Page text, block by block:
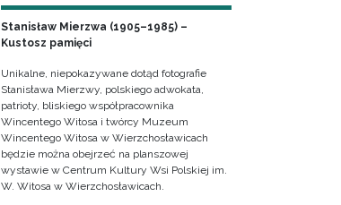
Stanisław Mierzwa (1905–1985) –
Kustosz pamięci
Unikalne, niepokazywane dotąd fotografie
Stanisława Mierzwy, polskiego adwokata,
patrioty, bliskiego współpracownika
Wincentego Witosa i twórcy Muzeum
Wincentego Witosa w Wierzchosławicach
będzie można obejrzeć na planszowej
wystawie w Centrum Kultury Wsi Polskiej im.
W. Witosa w Wierzchosławicach.